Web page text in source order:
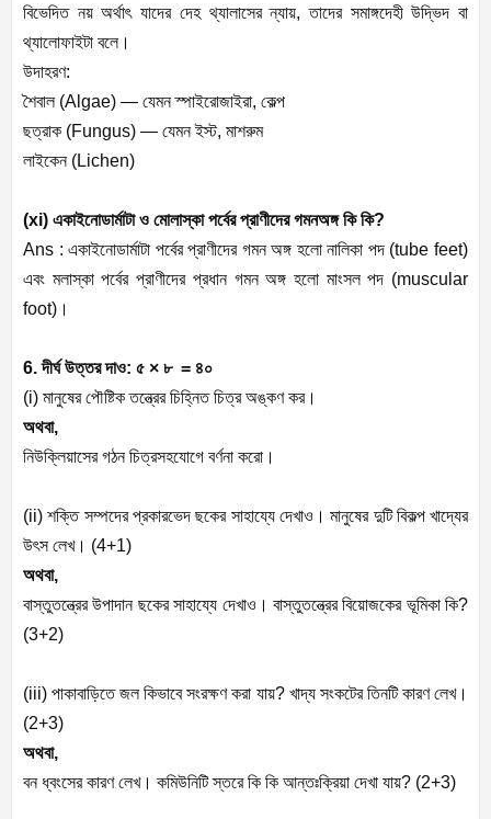
বিভেদিত নয় অর্থাৎ যাদের দেহ থ্যালাসের ন্যায়,তাদের সমাঙ্গদেহী উদ্ভিদ বা
থ্যালোফাইটা বলে।
উদাহরণ:
শৈবাল(Algae) — যেমন স্পাইরোজাইরা, কেল্প
ছত্রাক (Fungus) — যেমন ইস্ট, মাশরুম
লাইকেন(Lichen)
(xi) একাইনোডার্মাটা ও মোলাস্কা পর্বের প্রাণীদের গমনঅঙ্গ কি কি?
Ans :একাইনোডার্মাটা পর্বের প্রাণীদের গমন অঙ্গ হলো নালিকা পদ(tube feet)
এবং মলাস্কা পর্বের প্রাণীদের প্রধান গমন অঙ্গ হলো মাংসল পদ (muscular
foot) ।
6.দীর্ঘ উত্তর দাও: ৫ × ৮ = ৪০
(i) মানুষের পৌষ্টিক তন্ত্রের চিহ্নিত চিত্র অঙ্কণ কর।
অথবা,
নিউক্লিয়াসের গঠন চিত্রসহযোগে বর্ণনা করো।
(ii)শক্তি সম্পদের প্রকারভেদ ছকের সাহায্যে দেখাও। মানুষের দুটি বিকল্প খাদ্যের
উৎস লেখ। (4+1)
অথবা,
বাস্তুতন্ত্রের উপাদান ছকের সাহায্যে দেখাও। বাস্তুতন্ত্রের বিয়োজকের ভূমিকা কি?
(3+2)
(iii)পাকাবাড়িতে জল কিভাবে সংরক্ষণ করা যায়? খাদ্য সংকটের তিনটি কারণ লেখ।
(2+3)
অথবা,
বন ধ্বংসের কারণ লেখ। কমিউনিটি স্তরে কি কি আন্তঃক্রিয়া দেখা যায়? (2+3)